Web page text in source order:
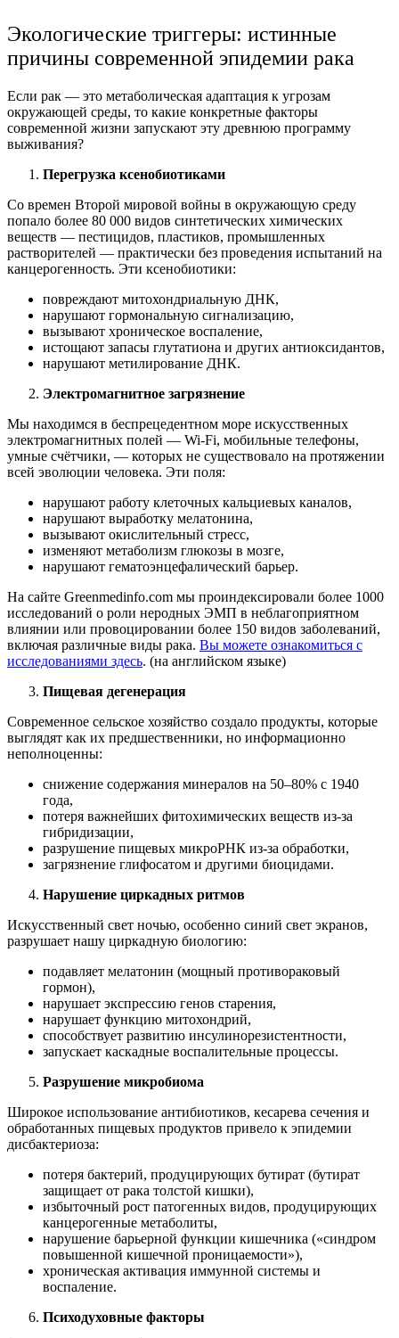
Экологические триггеры: истинные
причины современной эпидемии рака
Если рак — это метаболическая адаптация к угрозам
окружающей среды, то какие конкретные факторы
современной жизни запускают эту древнюю программу
выживания?
Перегрузка ксенобиотиками
Со времен Второй мировой войны в окружающую среду
попало более 80 000 видов синтетических химических
веществ — пестицидов, пластиков, промышленных
растворителей — практически без проведения испытаний на
канцерогенность. Эти ксенобиотики:
повреждают митохондриальную ДНК,
нарушают гормональную сигнализацию,
вызывают хроническое воспаление,
истощают запасы глутатиона и других антиоксидантов,
нарушают метилирование ДНК.
Электромагнитное загрязнение
Мы находимся в беспрецедентном море искусственных
электромагнитных полей — Wi-Fi, мобильные телефоны,
умные счётчики, — которых не существовало на протяжении
всей эволюции человека. Эти поля:
нарушают работу клеточных кальциевых каналов,
нарушают выработку мелатонина,
вызывают окислительный стресс,
изменяют метаболизм глюкозы в мозге,
нарушают гематоэнцефалический барьер.
На сайте Greenmedinfo.com мы проиндексировали более 1000
исследований о роли неродных ЭМП в неблагоприятном
влиянии или провоцировании более 150 видов заболеваний,
включая различные виды рака. Вы можете ознакомиться с
исследованиями здесь. (на английском языке)
Пищевая дегенерация
Современное сельское хозяйство создало продукты, которые
выглядят как их предшественники, но информационно
неполноценны:
снижение содержания минералов на 50–80% с 1940
года,
потеря важнейших фитохимических веществ из-за
гибридизации,
разрушение пищевых микроРНК из-за обработки,
загрязнение глифосатом и другими биоцидами.
Нарушение циркадных ритмов
Искусственный свет ночью, особенно синий свет экранов,
разрушает нашу циркадную биологию:
подавляет мелатонин (мощный противораковый
гормон),
нарушает экспрессию генов старения,
нарушает функцию митохондрий,
способствует развитию инсулинорезистентности,
запускает каскадные воспалительные процессы.
Разрушение микробиома
Широкое использование антибиотиков, кесарева сечения и
обработанных пищевых продуктов привело к эпидемии
дисбактериоза:
потеря бактерий, продуцирующих бутират (бутират
защищает от рака толстой кишки),
избыточный рост патогенных видов, продуцирующих
канцерогенные метаболиты,
нарушение барьерной функции кишечника («синдром
повышенной кишечной проницаемости»),
хроническая активация иммунной системы и
воспаление.
Психодуховные факторы